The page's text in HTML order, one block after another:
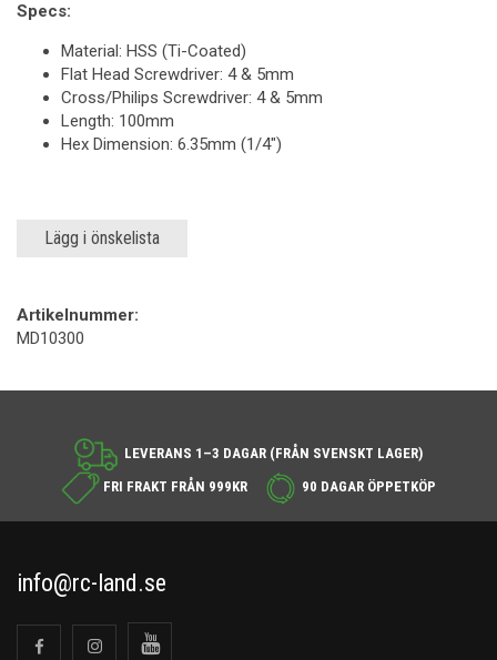
Specs:
Material: HSS (Ti-Coated)
Flat Head Screwdriver: 4 & 5mm
Cross/Philips Screwdriver: 4 & 5mm
Length: 100mm
Hex Dimension: 6.35mm (1/4")
Lägg i önskelista
Artikelnummer:
MD10300
LEVERANS 1–3 DAGAR (FRÅN SVENSKT LAGER)
FRI FRAKT FRÅN 999KR
90 DAGAR ÖPPETKÖP
info@rc-land.se